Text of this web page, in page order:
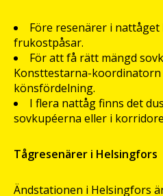
Före resenärer i
frukostpåsar.
För att få rätt mängd
Konsttestarna-koordinatorn
könsfördelning.
I flera nattåg finns det
sovkupéerna eller i
Tågresenärer i Helsingfors
Ändstationen i Helsingfors